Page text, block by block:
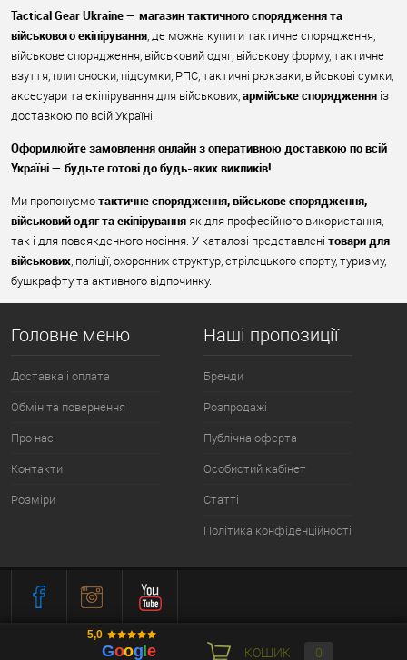
Tactical Gear Ukraine — магазин тактичного спорядження та
військового екіпірування, де можна купити тактичне спорядження,
військове спорядження, військовий одяг, військову форму, тактичне
взуття, плитоноски, підсумки, РПС, тактичні рюкзаки, військові сумки,
аксесуари та екіпірування для військових,армійське спорядження із
доставкою по всій Україні.
Оформлюйте замовлення онлайн з оперативною доставкою по всій
Україні — будьте готові до будь-яких викликів!
Ми пропонуємотактичне спорядження, військове спорядження,
військовий одяг та екіпірування як для професійного використання,
так і для повсякденного носіння. У каталозі представлені товари для
військових, поліції, охоронних структур, стрілецького спорту, туризму,
бушкрафту та активного відпочинку.
Головне меню
Доставка і оплата
Обмін та повернення
Про нас
Контакти
Розміри
Наші пропозиції
Бренди
Розпродажі
Публічна оферта
Особистий кабінет
Статті
Політика конфіденційності
КОШИК 0